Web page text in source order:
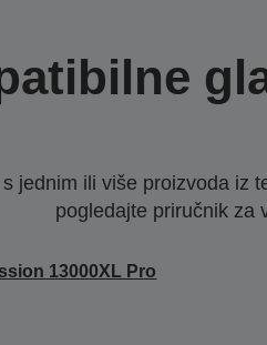
jednim ili više proizvoda iz
pogledajte priručnik za
13000XL Pro